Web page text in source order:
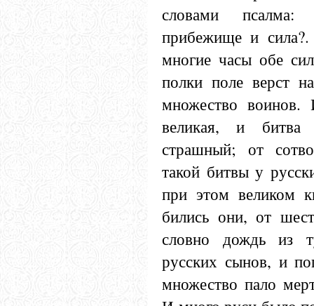
словами
прибежище и
многие часы обе
полки поле верст
множество
великая, и битва
страшный; от
такой битвы у
при этом великом
бились они, от
словно дождь из
русских сынов, и
множество пало